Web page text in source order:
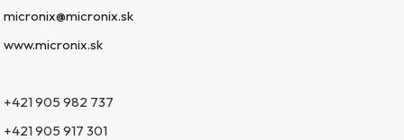
micronix@micronix.sk
www.micronix.sk
+421 905 982 737
+421 905 917 301